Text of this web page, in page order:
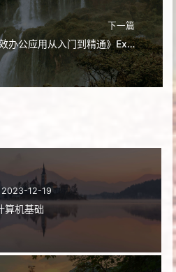
下一篇
《Word/Excel/PPT高效办公应用从入门到精通》Excel
2023-12-19
算机基础